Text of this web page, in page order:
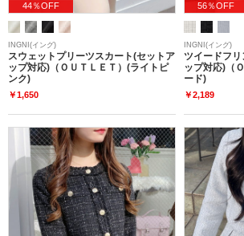
44％OFF
INGNI(イング)
スウェットプリーツスカート(セットア
ップ対応)（ＯＵＴＬＥＴ）(ライトピ
ンク)
￥1,650
56％OFF
INGNI(イング)
ツイードフ
ップ対応)（
ード)
￥2,189